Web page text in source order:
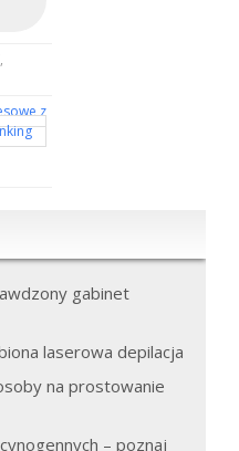
,
z
gabinet
laserowa depilacja
na prostowanie
– poznaj